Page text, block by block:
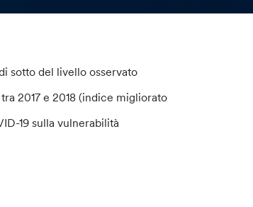
sotto del livello osservato
2017 e 2018 (indice migliorato
19 sulla vulnerabilità